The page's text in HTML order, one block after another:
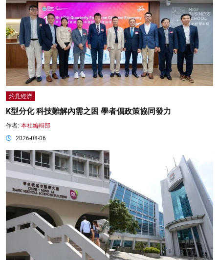
灼見經濟
K型分化 科技難解內需之困 學者倡政策協同發力
作者: 本社編輯部
2026-08-06